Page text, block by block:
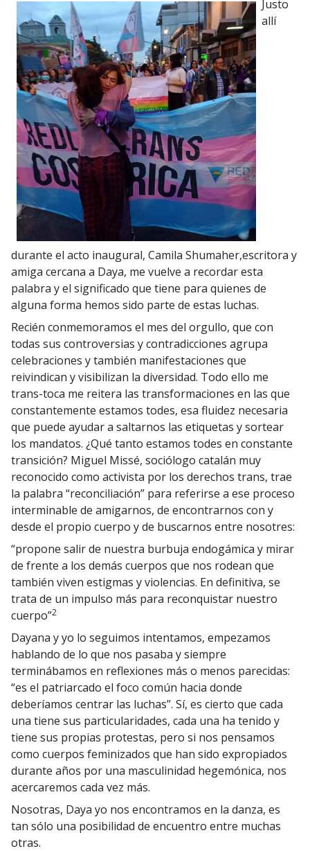
Justo
allí
durante el acto inaugural, Camila Shumaher,escritora y
amiga cercana a Daya, me vuelve a recordar esta
palabra y el significado que tiene para quienes de
alguna forma hemos sido parte de estas luchas.
Recién conmemoramos el mes del orgullo, que con
todas sus controversias y contradicciones agrupa
celebraciones y también manifestaciones que
reivindican y visibilizan la diversidad. Todo ello me
trans-toca me reitera las transformaciones en las que
constantemente estamos todes, esa fluidez necesaria
que puede ayudar a saltarnos las etiquetas y sortear
los mandatos. ¿Qué tanto estamos todes en constante
transición? Miguel Missé, sociólogo catalán muy
reconocido como activista por los derechos trans, trae
la palabra “reconciliación” para referirse a ese proceso
interminable de amigarnos, de encontrarnos con y
desde el propio cuerpo y de buscarnos entre nosotres:
“propone salir de nuestra burbuja endogámica y mirar
de frente a los demás cuerpos que nos rodean que
también viven estigmas y violencias. En definitiva, se
trata de un impulso más para reconquistar nuestro
cuerpo”2
Dayana y yo lo seguimos intentamos, empezamos
hablando de lo que nos pasaba y siempre
terminábamos en reflexiones más o menos parecidas:
“es el patriarcado el foco común hacia donde
deberíamos centrar las luchas”. Sí, es cierto que cada
una tiene sus particularidades, cada una ha tenido y
tiene sus propias protestas, pero si nos pensamos
como cuerpos feminizados que han sido expropiados
durante años por una masculinidad hegemónica, nos
acercaremos cada vez más.
Nosotras, Daya yo nos encontramos en la danza, es
tan sólo una posibilidad de encuentro entre muchas
otras.